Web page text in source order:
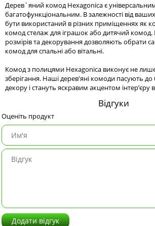
Дерев`яний комод Hexagonica є
багатофункціональним. В залежності від
бути використаний в різних приміщеннях як
комод стелаж для іграшок або дитячий комод.
розмірів та декорування дозволяють обрати
комод для спальні або вітальні.
Комод з полицями Hexagonica виконує не
зберігання. Наші дерев'яні комоди пасують
декору і стануть яскравим акцентом інтер’єру
Відгуки
Оценіть продукт
Додати відгук